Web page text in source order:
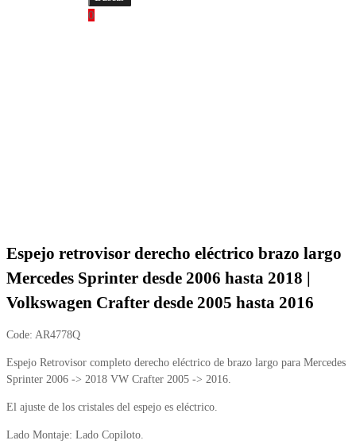
0
Espejo retrovisor derecho eléctrico brazo largo
Mercedes Sprinter desde 2006 hasta 2018 |
Volkswagen Crafter desde 2005 hasta 2016
Code: AR4778Q
Espejo Retrovisor completo derecho eléctrico de brazo largo para Mercedes
Sprinter 2006 -> 2018 VW Crafter 2005 -> 2016.
El ajuste de los cristales del espejo es eléctrico.
Lado Montaje: Lado Copiloto.